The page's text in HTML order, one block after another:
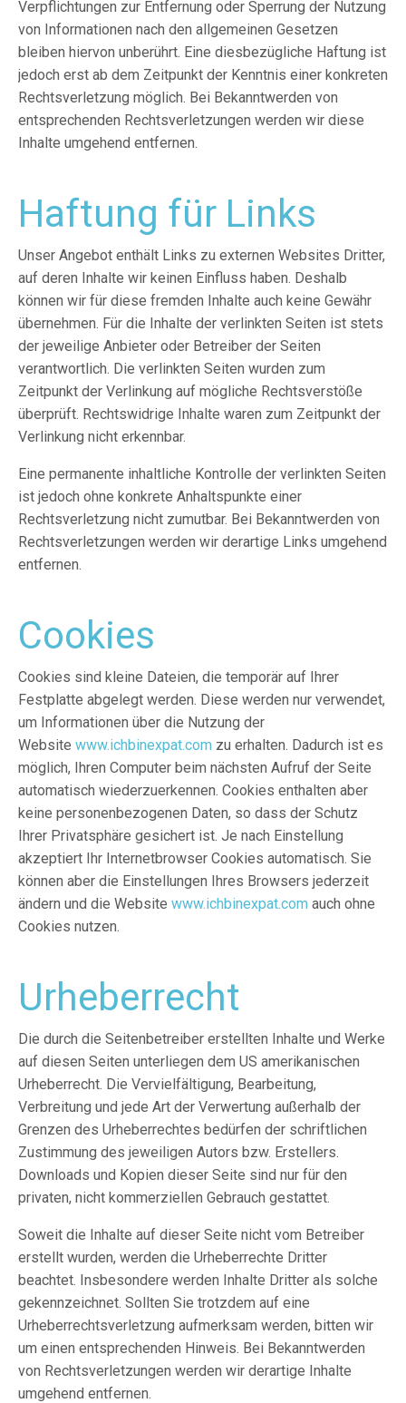
Verpflichtungen zur Entfernung oder Sperrung der Nutzung
von Informationen nach den allgemeinen Gesetzen
bleiben hiervon unberührt. Eine diesbezügliche Haftung ist
jedoch erst ab dem Zeitpunkt der Kenntnis einer konkreten
Rechtsverletzung möglich. Bei Bekanntwerden von
entsprechenden Rechtsverletzungen werden wir diese
Inhalte umgehend entfernen.
Haftung für Links
Unser Angebot enthält Links zu externen Websites Dritter,
auf deren Inhalte wir keinen Einfluss haben. Deshalb
können wir für diese fremden Inhalte auch keine Gewähr
übernehmen. Für die Inhalte der verlinkten Seiten ist stets
der jeweilige Anbieter oder Betreiber der Seiten
verantwortlich. Die verlinkten Seiten wurden zum
Zeitpunkt der Verlinkung auf mögliche Rechtsverstöße
überprüft. Rechtswidrige Inhalte waren zum Zeitpunkt der
Verlinkung nicht erkennbar.
Eine permanente inhaltliche Kontrolle der verlinkten Seiten
ist jedoch ohne konkrete Anhaltspunkte einer
Rechtsverletzung nicht zumutbar. Bei Bekanntwerden von
Rechtsverletzungen werden wir derartige Links umgehend
entfernen.
Cookies
Cookies sind kleine Dateien, die temporär auf Ihrer
Festplatte abgelegt werden. Diese werden nur verwendet,
um Informationen über die Nutzung der
Website www.ichbinexpat.com zu erhalten. Dadurch ist es
möglich, Ihren Computer beim nächsten Aufruf der Seite
automatisch wiederzuerkennen. Cookies enthalten aber
keine personenbezogenen Daten, so dass der Schutz
Ihrer Privatsphäre gesichert ist. Je nach Einstellung
akzeptiert Ihr Internetbrowser Cookies automatisch. Sie
können aber die Einstellungen Ihres Browsers jederzeit
ändern und die Website www.ichbinexpat.com auch ohne
Cookies nutzen.
Urheberrecht
​Die durch die Seitenbetreiber erstellten Inhalte und Werke
auf diesen Seiten unterliegen dem US amerikanischen
Urheberrecht. Die Vervielfältigung, Bearbeitung,
Verbreitung und jede Art der Verwertung außerhalb der
Grenzen des Urheberrechtes bedürfen der schriftlichen
Zustimmung des jeweiligen Autors bzw. Erstellers.
Downloads und Kopien dieser Seite sind nur für den
privaten, nicht kommerziellen Gebrauch gestattet.
Soweit die Inhalte auf dieser Seite nicht vom Betreiber
erstellt wurden, werden die Urheberrechte Dritter
beachtet. Insbesondere werden Inhalte Dritter als solche
gekennzeichnet. Sollten Sie trotzdem auf eine
Urheberrechtsverletzung aufmerksam werden, bitten wir
um einen entsprechenden Hinweis. Bei Bekanntwerden
von Rechtsverletzungen werden wir derartige Inhalte
umgehend entfernen.